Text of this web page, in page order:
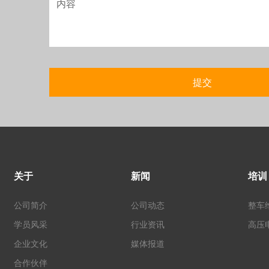
关于
公司简介
学员风采
企业文化
合作伙伴
新闻
公司动态
行业资讯
媒体报道
培训
整车
高压